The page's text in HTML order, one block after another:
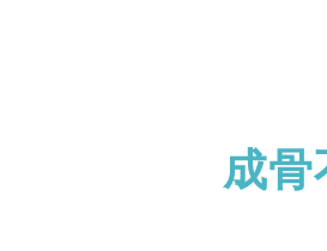
成骨